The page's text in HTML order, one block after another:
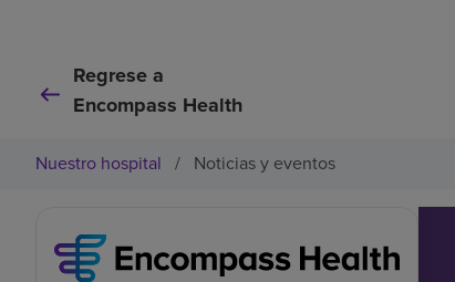
Regrese a
Encompass Health
Nuestro hospital / Noticias y eventos